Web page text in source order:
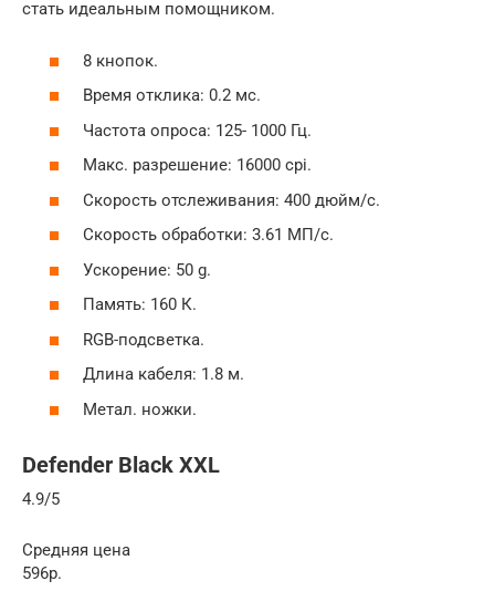
стать идеальным помощником.
8 кнопок.
Время отклика: 0.2 мс.
Частота опроса: 125- 1000 Гц.
Макс. разрешение: 16000 cpi.
Скорость отслеживания: 400 дюйм/с.
Скорость обработки: 3.61 МП/с.
Ускорение: 50 g.
Память: 160 К.
RGB-подсветка.
Длина кабеля: 1.8 м.
Метал. ножки.
Defender Black XXL
4.9/5
Средняя цена
596р.